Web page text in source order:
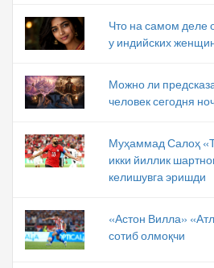
Что на самом деле
у индийских
Можно ли
человек сегодня
Муҳаммад Салоҳ
икки йиллик
келишувга эришди
«Астон Вилла»
сотиб олмоқчи